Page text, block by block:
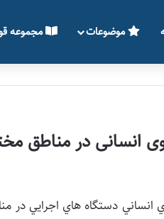
موضوعات مجموعه
انسانی در مناطق
انساني دستگاه هاي اجرايي در